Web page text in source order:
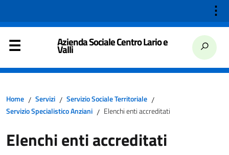
⋮
Azienda Sociale Centro Lario e
Valli
Home / Servizi / Servizio Sociale Territoriale /
Servizio Specialistico Anziani / Elenchi enti accreditati
Elenchi enti accreditati